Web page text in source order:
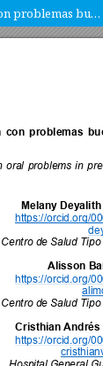
Prácticas alimentarias familiares y su relación con problemas bucales en niños de preescolar con malnutrición crónica